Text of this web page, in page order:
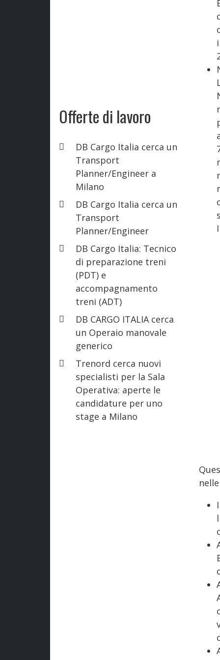
Offerte di lavoro
DB Cargo Italia cerca un
Transport
Planner/Engineer a
Milano
DB Cargo Italia cerca un
Transport
Planner/Engineer
DB Cargo Italia: Tecnico
di preparazione treni
(PDT) e
accompagnamento
treni (ADT)
DB CARGO ITALIA cerca
un Operaio manovale
generico
Trenord cerca nuovi
specialisti per la Sala
Operativa: aperte le
candidature per uno
stage a Milano